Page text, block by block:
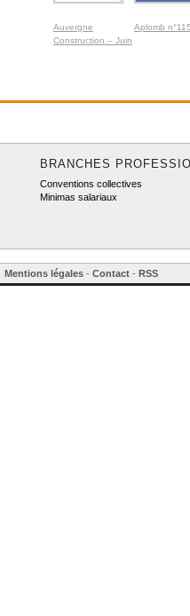
Auvergne
Construction – Juin
Aplomb n°115
BRANCHES
Conventions collectives
Minimas salariaux
Mentions légales - Contact - RSS